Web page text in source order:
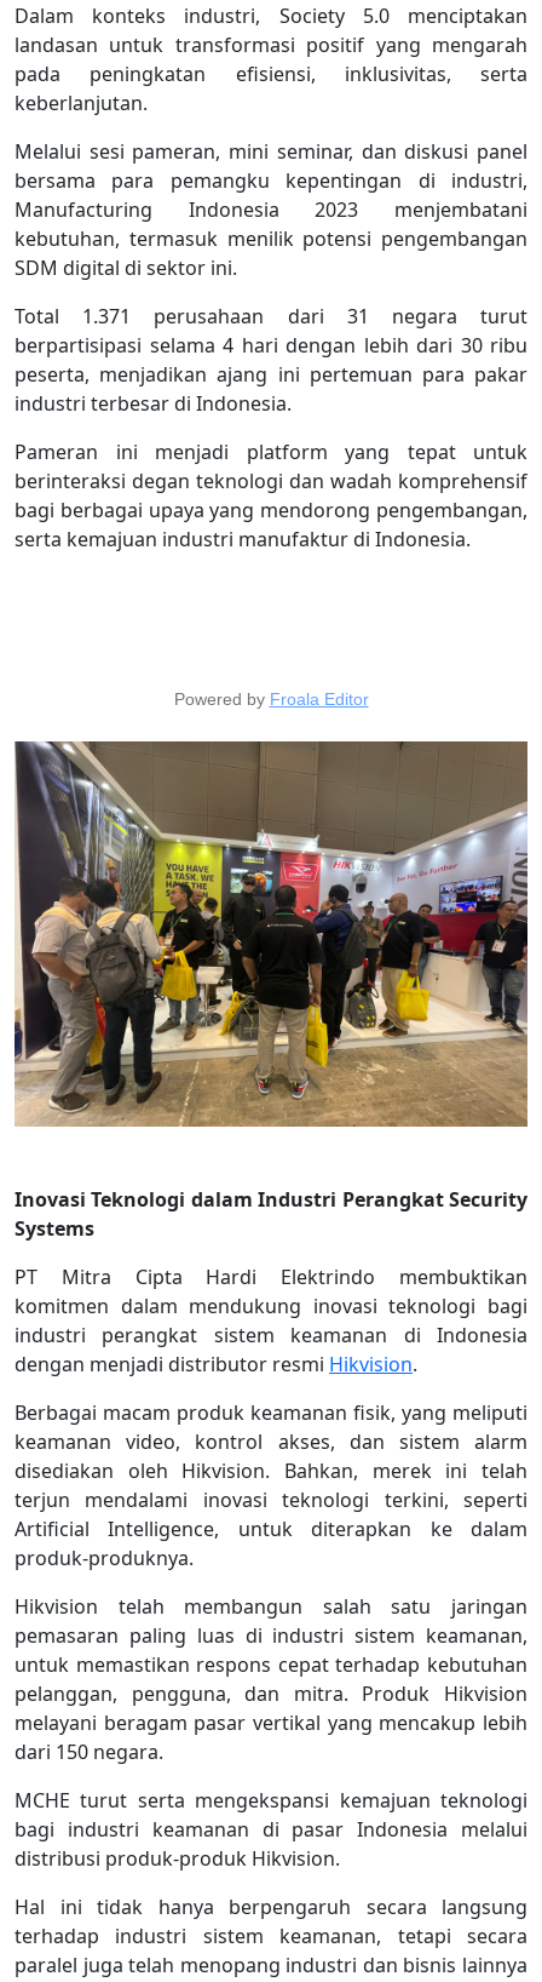
Dalam konteks industri, Society 5.0 menciptakan
landasan untuk transformasi positif yang mengarah
pada peningkatan efisiensi, inklusivitas, serta
keberlanjutan.
Melalui sesi pameran, mini seminar, dan diskusi panel
bersama para pemangku kepentingan di industri,
Manufacturing Indonesia 2023 menjembatani
kebutuhan, termasuk menilik potensi pengembangan
SDM digital di sektor ini.
Total 1.371 perusahaan dari 31 negara turut
berpartisipasi selama 4 hari dengan lebih dari 30 ribu
peserta, menjadikan ajang ini pertemuan para pakar
industri terbesar di Indonesia.
Pameran ini menjadi platform yang tepat untuk
berinteraksi degan teknologi dan wadah komprehensif
bagi berbagai upaya yang mendorong pengembangan,
serta kemajuan industri manufaktur di Indonesia.
Powered by Froala Editor
Inovasi Teknologi dalam Industri Perangkat Security
Systems
PT Mitra Cipta Hardi Elektrindo membuktikan
komitmen dalam mendukung inovasi teknologi bagi
industri perangkat sistem keamanan di Indonesia
dengan menjadi distributor resmi Hikvision.
Berbagai macam produk keamanan fisik, yang meliputi
keamanan video, kontrol akses, dan sistem alarm
disediakan oleh Hikvision. Bahkan, merek ini telah
terjun mendalami inovasi teknologi terkini, seperti
Artificial Intelligence, untuk diterapkan ke dalam
produk-produknya.
Hikvision telah membangun salah satu jaringan
pemasaran paling luas di industri sistem keamanan,
untuk memastikan respons cepat terhadap kebutuhan
pelanggan, pengguna, dan mitra. Produk Hikvision
melayani beragam pasar vertikal yang mencakup lebih
dari 150 negara.
MCHE turut serta mengekspansi kemajuan teknologi
bagi industri keamanan di pasar Indonesia melalui
distribusi produk-produk Hikvision.
Hal ini tidak hanya berpengaruh secara langsung
terhadap industri sistem keamanan, tetapi secara
paralel juga telah menopang industri dan bisnis lainnya